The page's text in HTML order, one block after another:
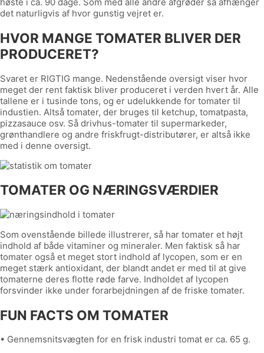
det naturligvis af hvor gunstig vejret er.
HVOR MANGE TOMATER BLIVER DER
PRODUCERET?
Svaret er RIGTIG mange. Nedenstående oversigt viser hvor
meget der rent faktisk bliver produceret i verden hvert år. Alle
tallene er i tusinde tons, og er udelukkende for tomater til
industien. Altså tomater, der bruges til ketchup, tomatpasta,
pizzasauce osv. Så drivhus-tomater til supermarkeder,
grønthandlere og andre friskfrugt-distributører, er altså ikke
med i denne oversigt.
TOMATER OG NÆRINGSVÆRDIER
Som ovenstående billede illustrerer, så har tomater et højt
indhold af både vitaminer og mineraler. Men faktisk så har
tomater også et meget stort indhold af lycopen, som er en
meget stærk antioxidant, der blandt andet er med til at give
tomaterne deres flotte røde farve. Indholdet af lycopen
forsvinder ikke under forarbejdningen af de friske tomater.
FUN FACTS OM TOMATER
• Gennemsnitsvægten for en frisk industri tomat er ca. 65 g.